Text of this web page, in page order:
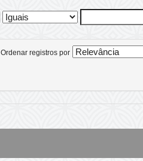
Ordenar registros por